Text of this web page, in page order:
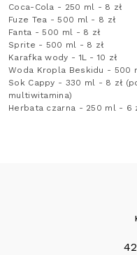
Coca-Cola - 250 ml - 8 zł
Fuze Tea - 500 ml - 8 zł
Fanta - 500 ml - 8 zł
Sprite - 500 ml - 8 zł
Karafka wody - 1L - 10 zł
Woda Kropla Beskidu - 500
Sok Cappy - 330 ml - 8 zł
multiwitamina)
Herbata czarna - 250 ml - 6